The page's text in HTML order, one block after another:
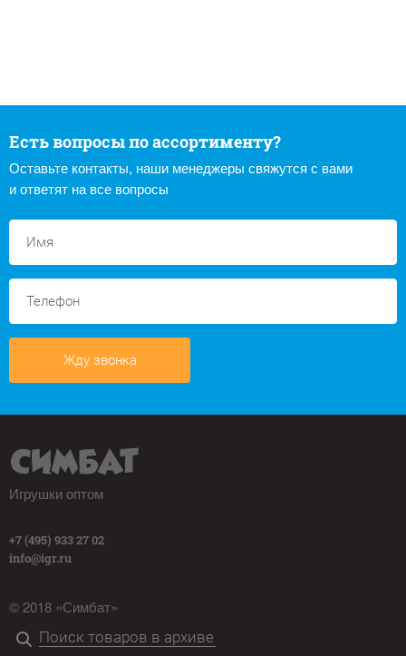
Есть вопросы по ассортименту?
Оставьте контакты, наши менеджеры свяжутся с вами
и ответят на все вопросы
Жду звонка
Игрушки оптом
+7 (495) 933 27 02
info@igr.ru
© 2018 «Симбат»